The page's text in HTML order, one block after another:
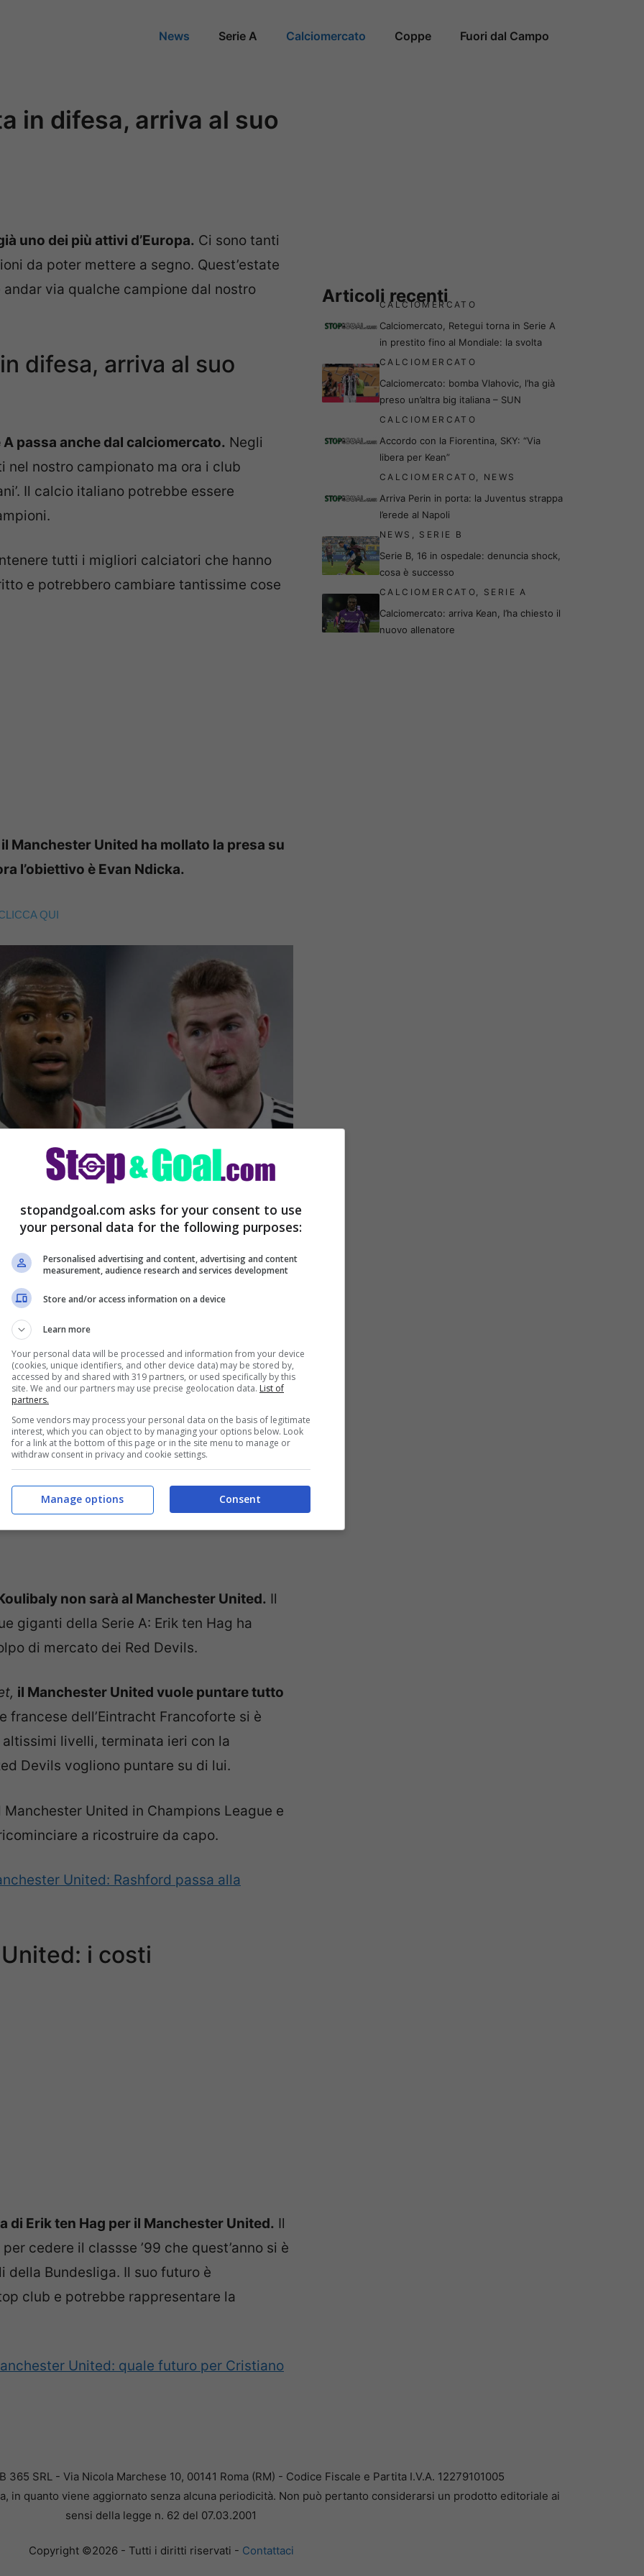
News Serie A Calciomercato Coppe Fuori dal Campo
in difesa, arriva al suo
uno dei più attivi d’Europa. Ci sono tanti
da poter mettere a segno. Quest’estate
via qualche campione dal nostro
difesa, arriva al suo
passa anche dal calciomercato. Negli
nostro campionato ma ora i club
Il calcio italiano potrebbe essere
tutti i migliori calciatori che hanno
e potrebbero cambiare tantissime cose
il Manchester United ha mollato la presa su
l’obiettivo è Evan Ndicka.
QUI
United, no a de Ligt e
non sarà al Manchester United. Il
giganti della Serie A: Erik ten Hag ha
di mercato dei Red Devils.
il Manchester United vuole puntare tutto
francese dell’Eintracht Francoforte si è
livelli, terminata ieri con la
Devils vogliono puntare su di lui.
United in Champions League e
a ricostruire da capo.
United: Rashford passa alla
i costi
di Erik ten Hag per il Manchester United. Il
cedere il classse ’99 che quest’anno si è
Bundesliga. Il suo futuro è
club e potrebbe rappresentare la
United: quale futuro per Cristiano
Articoli recenti
CALCIOMERCATO
Calciomercato, Retegui torna in Serie A
in prestito fino al Mondiale: la svolta
CALCIOMERCATO
Calciomercato: bomba Vlahovic, l’ha già
preso un’altra big italiana – SUN
CALCIOMERCATO
Accordo con la Fiorentina, SKY: “Via
libera per Kean”
CALCIOMERCATO, NEWS
Arriva Perin in porta: la Juventus strappa
l’erede al Napoli
NEWS , SERIE B
Serie B, 16 in ospedale: denuncia shock,
cosa è successo
CALCIOMERCATO, SERIE A
Calciomercato: arriva Kean, l’ha chiesto il
nuovo allenatore
365 SRL - Via Nicola Marchese 10, 00141 Roma (RM) - Codice Fiscale e Partita I.V.A. 12279101005
in quanto viene aggiornato senza alcuna periodicità. Non può pertanto considerarsi un prodotto editoriale ai
sensi della legge n. 62 del 07.03.2001
Copyright ©2026 - Tutti i diritti riservati - Contattaci
stopandgoal.com asks for your consent to use
your personal data for the following purposes:
Personalised advertising and content, advertising and content
measurement, audience research and services development
Store and/or access information on a device
Learn more
Your personal data will be processed and information from your device
(cookies, unique identifiers, and other device data) may be stored by,
accessed by and shared with 319 partners, or used specifically by this
site. We and our partners may use precise geolocation data. List of
partners.
Some vendors may process your personal data on the basis of legitimate
interest, which you can object to by managing your options below. Look
for a link at the bottom of this page or in the site menu to manage or
withdraw consent in privacy and cookie settings.
Consent
Manage options